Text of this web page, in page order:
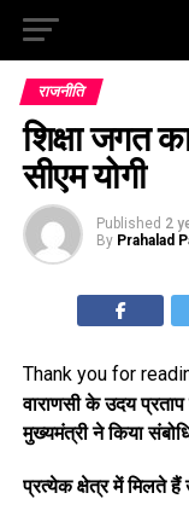
राजनीति
शिक्षा जगत
सीएम योगी
Published 2
By Prahalad
Thank you for
वाराणसी के उदय
मुख्यमंत्री ने किया
प्रत्येक क्षेत्र में मिलते हैं